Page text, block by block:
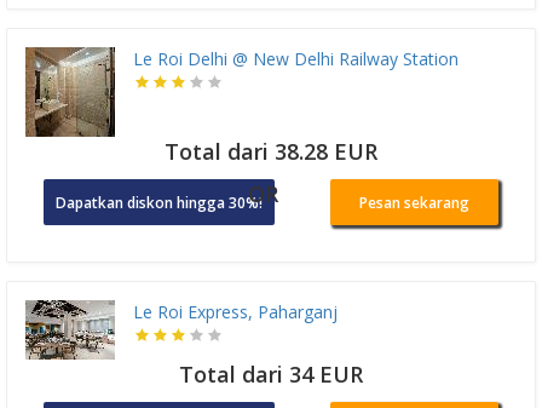
Le Roi Delhi @ New Delhi Railway Station
Total dari 38.28 EUR
Dapatkan diskon hingga 30%!OR Pesan sekarang
Le Roi Express, Paharganj
Total dari 34 EUR